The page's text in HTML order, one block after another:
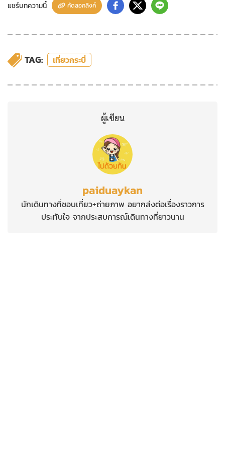
แชร์บทความนี้ คัดลอกลิงค์
TAG: เที่ยวกระบี่
ผู้เขียน
paiduaykan
นักเดินทางที่ชอบเที่ยว+ถ่ายภาพ อยากส่งต่อเรื่องราวการ
ประทับใจ จากประสบการณ์เดินทางที่ยาวนาน